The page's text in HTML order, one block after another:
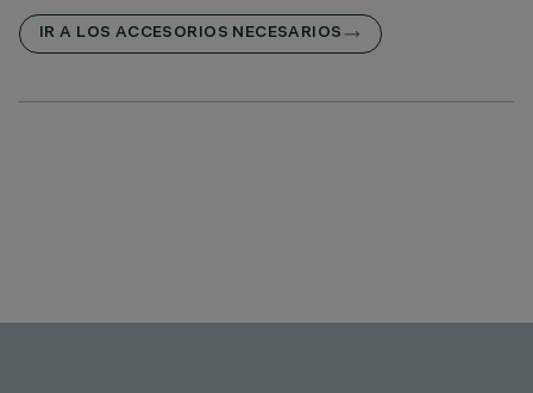
IR A LOS ACCESORIOS NECESARIOS